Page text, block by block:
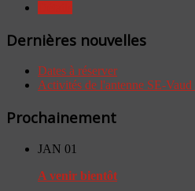
Dernières nouvelles
Dates à réserver
Activités de l'antenne SE-
Prochainement
JAN 01
A venir bientôt